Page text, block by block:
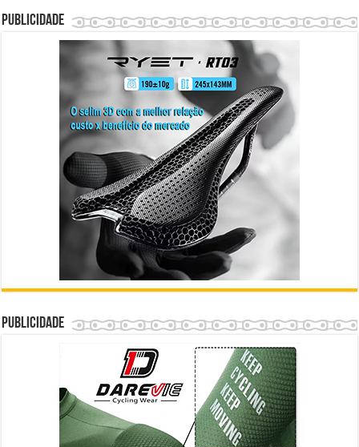
Publicidade
Publicidade